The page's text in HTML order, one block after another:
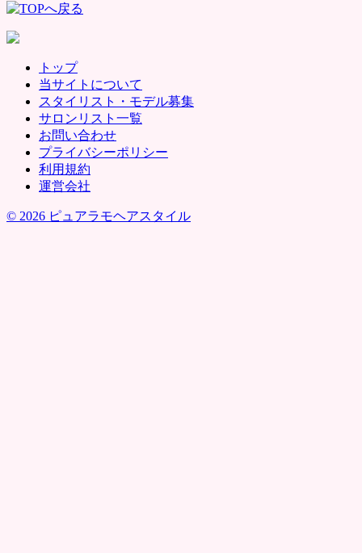
トップ
当サイトについて
スタイリスト・モデル募集
サロンリスト一覧
お問い合わせ
プライバシーポリシー
利用規約
運営会社
© 2026 ピュアラモヘアスタイル